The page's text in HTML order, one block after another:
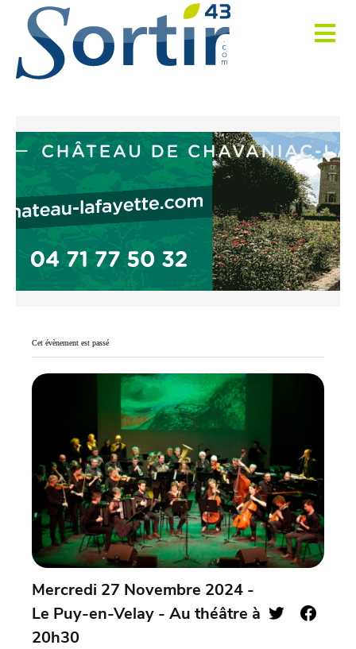
Cet évènement est passé
Mercredi 27 Novembre 2024 -
Le Puy-en-Velay - Au théâtre à
20h30